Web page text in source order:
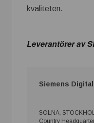
kvaliteten.
Leverantörer av
Siemens
SOLNA,
Country